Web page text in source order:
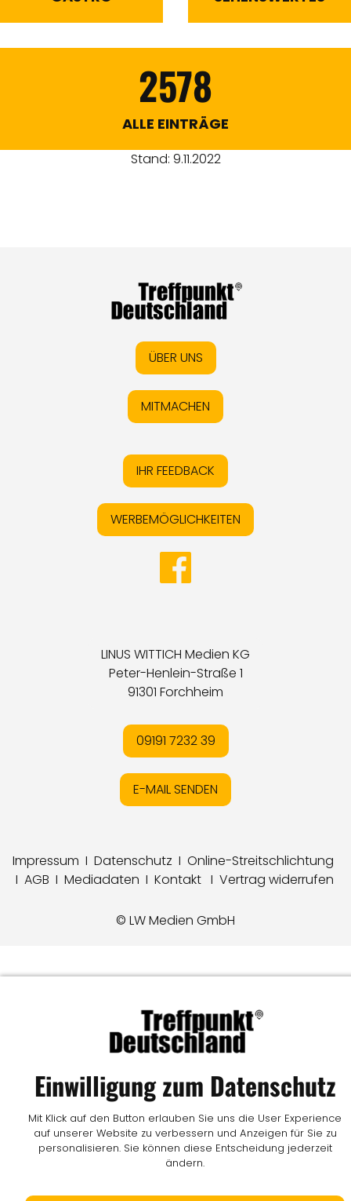
2578
ALLE EINTRÄGE
Stand: 9.11.2022
ÜBER UNS
MITMACHEN
IHR FEEDBACK
WERBEMÖGLICHKEITEN
LINUS WITTICH Medien KG
Peter-Henlein-Straße 1
91301 Forchheim
09191 7232 39
E-MAIL SENDEN
Impressum I Datenschutz I Online-Streitschlichtung
I AGB I Mediadaten I Kontakt I Vertrag widerrufen
© LW Medien GmbH
Einwilligung zum Datenschutz
Mit Klick auf den Button erlauben Sie uns die User Experience
auf unserer Website zu verbessern und Anzeigen für Sie zu
personalisieren. Sie können diese Entscheidung jederzeit
ändern.